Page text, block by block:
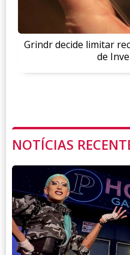
Grindr decide limitar
de
NOTÍCIAS